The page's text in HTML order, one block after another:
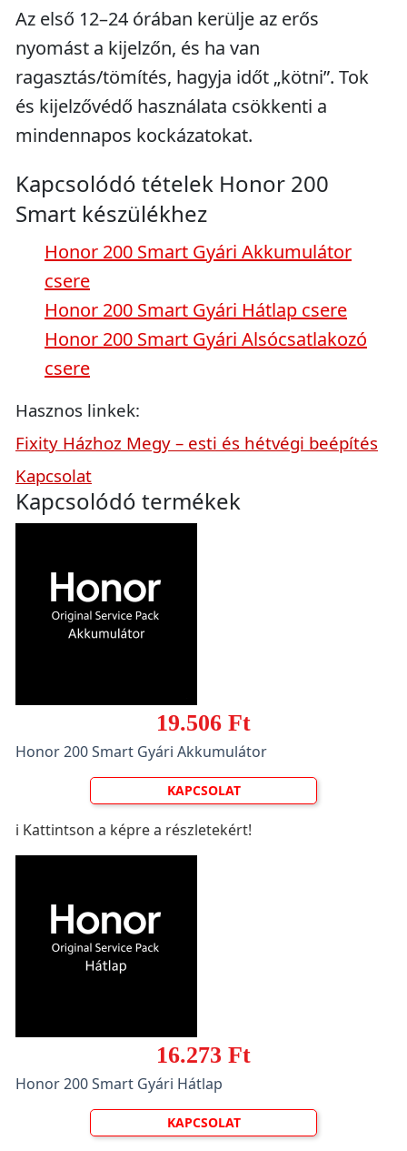
Az első 12–24 órában kerülje az erős
nyomást a kijelzőn, és ha van
ragasztás/tömítés, hagyja időt „kötni”. Tok
és kijelzővédő használata csökkenti a
mindennapos kockázatokat.
Kapcsolódó tételek Honor 200
Smart készülékhez
Honor 200 Smart Gyári Akkumulátor
csere
Honor 200 Smart Gyári Hátlap csere
Honor 200 Smart Gyári Alsócsatlakozó
csere
Hasznos linkek:
Fixity Házhoz Megy – esti és hétvégi beépítés
Kapcsolat
Kapcsolódó termékek
19.506 Ft
Honor 200 Smart Gyári Akkumulátor
KAPCSOLAT
ℹ️ Kattintson a képre a részletekért!
16.273 Ft
Honor 200 Smart Gyári Hátlap
KAPCSOLAT